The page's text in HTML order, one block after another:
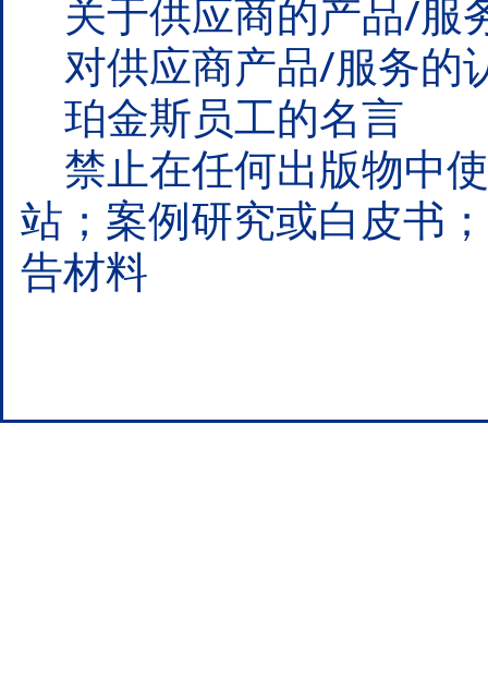
关于供应商的产品/服
对供应商产品/服务的
珀金斯员工的名言
禁止在任何出版物中
站；案例研究或白皮书
告材料